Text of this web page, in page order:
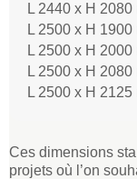
L 2440 x H 2080
L 2500 x H 1900
L 2500 x H 2000
L 2500 x H 2080
L 2500 x H 2125
Ces dimensions
projets où l’on